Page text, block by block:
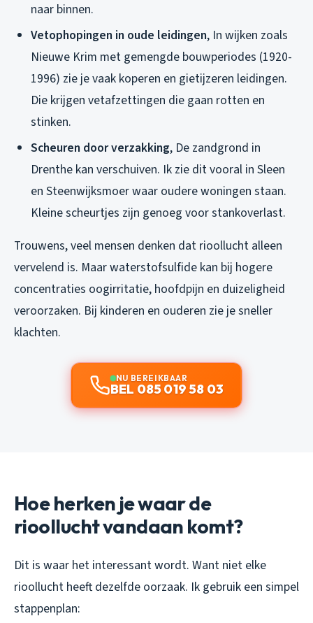
naar binnen.
Vetophopingen in oude leidingen, In wijken zoals
Nieuwe Krim met gemengde bouwperiodes (1920-
1996) zie je vaak koperen en gietijzeren leidingen.
Die krijgen vetafzettingen die gaan rotten en
stinken.
Scheuren door verzakking, De zandgrond in
Drenthe kan verschuiven. Ik zie dit vooral in Sleen
en Steenwijksmoer waar oudere woningen staan.
Kleine scheurtjes zijn genoeg voor stankoverlast.
Trouwens, veel mensen denken dat rioollucht alleen
vervelend is. Maar waterstofsulfide kan bij hogere
concentraties oogirritatie, hoofdpijn en duizeligheid
veroorzaken. Bij kinderen en ouderen zie je sneller
klachten.
NU BEREIKBAAR
BEL 085 019 58 03
Hoe herken je waar de
rioollucht vandaan komt?
Dit is waar het interessant wordt. Want niet elke
rioollucht heeft dezelfde oorzaak. Ik gebruik een simpel
stappenplan: